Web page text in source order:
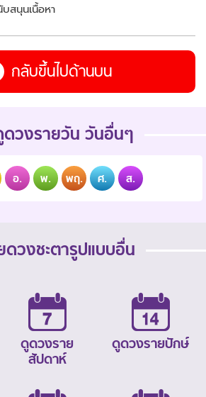
สนุนเนื้อหา
กลับขึ้นไปด้านบน
ดวงรายวัน วันอื่นๆ
อ. พ. พฤ. ศ. ส.
ดวงชะตารูปแบบอื่น
ดูดวงราย
สัปดาห์
ดูดวงรายปักษ์